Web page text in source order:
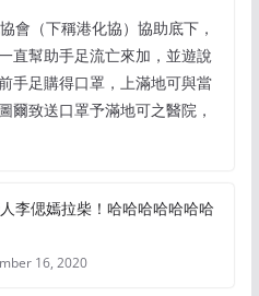
會（下稱港化協）協助底下，
直幫助手足流亡來加，並遊說
手足購得口罩，上滿地可與當
爾致送口罩予滿地可之醫院，
李偲嫣拉柴！哈哈哈哈哈哈哈
16, 2020